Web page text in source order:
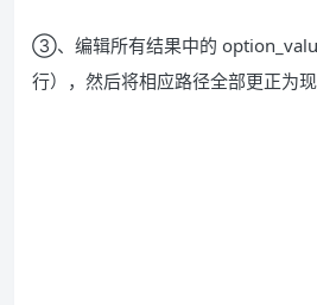
③、编辑所有结果中的
行），然后将相应路径全部更正为